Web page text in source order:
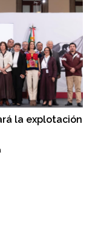
la explotación